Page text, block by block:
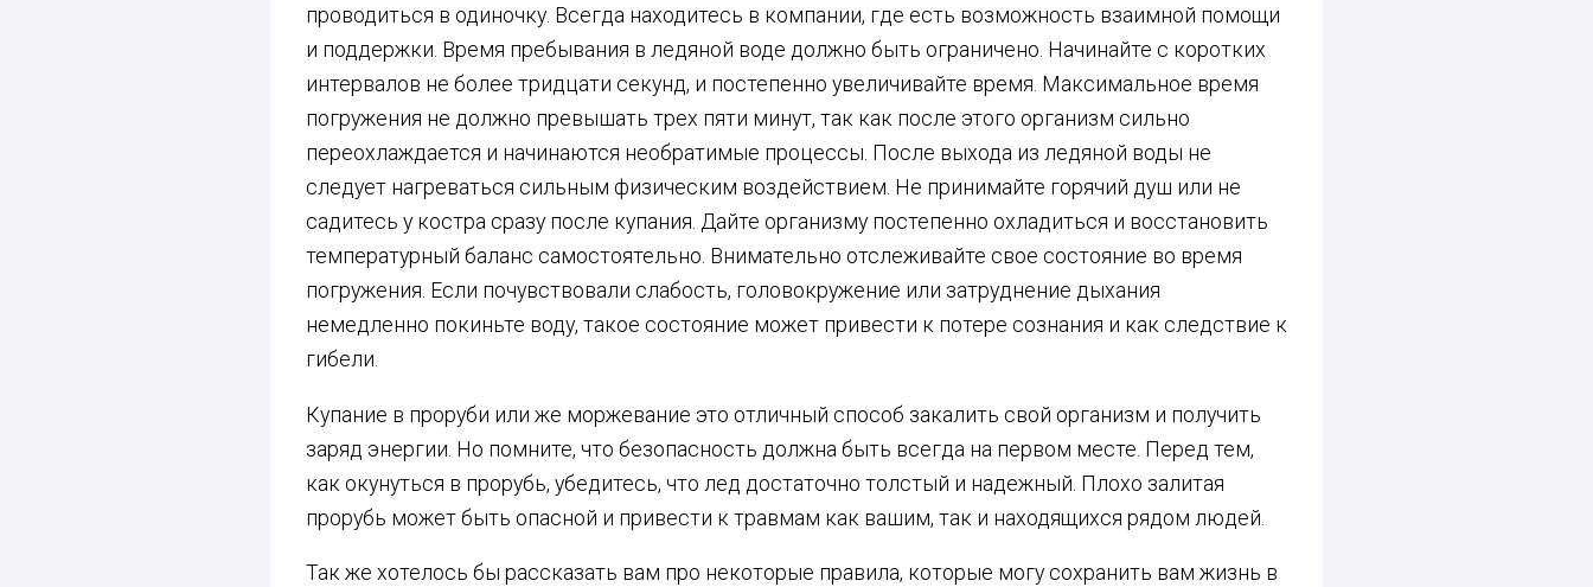
проводиться в одиночку. Всегда находитесь в компании, где есть возможность взаимной помощи
и поддержки. Время пребывания в ледяной воде должно быть ограничено. Начинайте с коротких
интервалов не более тридцати секунд, и постепенно увеличивайте время. Максимальное время
погружения не должно превышать трех пяти минут, так как после этого организм сильно
переохлаждается и начинаются необратимые процессы. После выхода из ледяной воды не
следует нагреваться сильным физическим воздействием. Не принимайте горячий душ или не
садитесь у костра сразу после купания. Дайте организму постепенно охладиться и восстановить
температурный баланс самостоятельно. Внимательно отслеживайте свое состояние во время
погружения. Если почувствовали слабость, головокружение или затруднение дыхания
немедленно покиньте воду, такое состояние может привести к потере сознания и как следствие к
гибели.
Купание в проруби или же моржевание это отличный способ закалить свой организм и получить
заряд энергии. Но помните, что безопасность должна быть всегда на первом месте. Перед тем,
как окунуться в прорубь, убедитесь, что лед достаточно толстый и надежный. Плохо залитая
прорубь может быть опасной и привести к травмам как вашим, так и находящихся рядом людей.
Так же хотелось бы рассказать вам про некоторые правила, которые могу сохранить вам жизнь в